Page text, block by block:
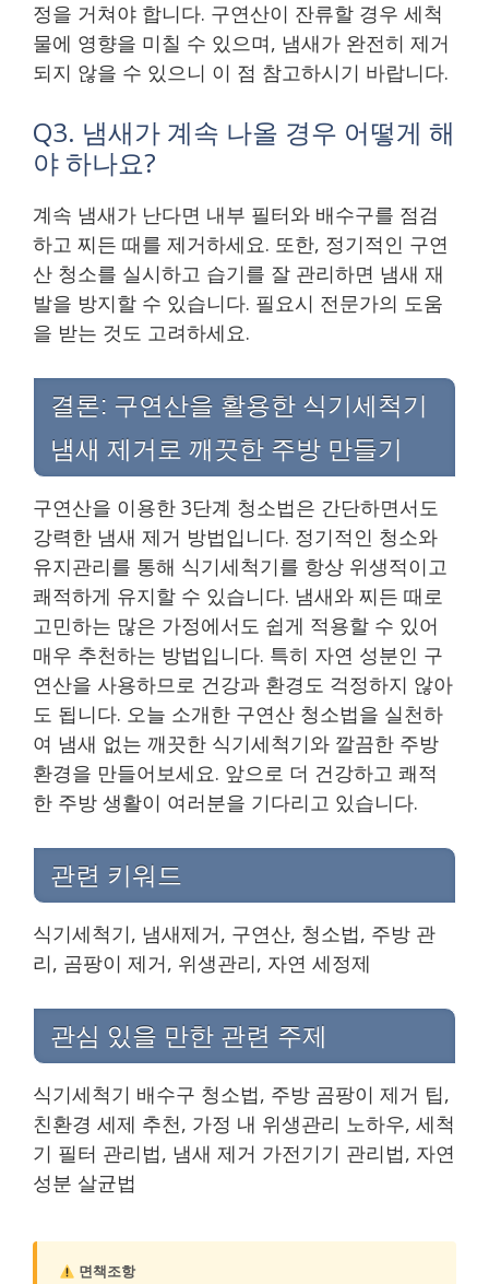
정을 거쳐야 합니다. 구연산이 잔류할 경우 세척
물에 영향을 미칠 수 있으며, 냄새가 완전히 제거
되지 않을 수 있으니 이 점 참고하시기 바랍니다.
Q3. 냄새가 계속 나올 경우 어떻게 해
야 하나요?
계속 냄새가 난다면 내부 필터와 배수구를 점검
하고 찌든 때를 제거하세요. 또한, 정기적인 구연
산 청소를 실시하고 습기를 잘 관리하면 냄새 재
발을 방지할 수 있습니다. 필요시 전문가의 도움
을 받는 것도 고려하세요.
결론: 구연산을 활용한 식기세척기
냄새 제거로 깨끗한 주방 만들기
구연산을 이용한 3단계 청소법은 간단하면서도
강력한 냄새 제거 방법입니다. 정기적인 청소와
유지관리를 통해 식기세척기를 항상 위생적이고
쾌적하게 유지할 수 있습니다. 냄새와 찌든 때로
고민하는 많은 가정에서도 쉽게 적용할 수 있어
매우 추천하는 방법입니다. 특히 자연 성분인 구
연산을 사용하므로 건강과 환경도 걱정하지 않아
도 됩니다. 오늘 소개한 구연산 청소법을 실천하
여 냄새 없는 깨끗한 식기세척기와 깔끔한 주방
환경을 만들어보세요. 앞으로 더 건강하고 쾌적
한 주방 생활이 여러분을 기다리고 있습니다.
관련 키워드
식기세척기, 냄새제거, 구연산, 청소법, 주방 관
리, 곰팡이 제거, 위생관리, 자연 세정제
관심 있을 만한 관련 주제
식기세척기 배수구 청소법, 주방 곰팡이 제거 팁,
친환경 세제 추천, 가정 내 위생관리 노하우, 세척
기 필터 관리법, 냄새 제거 가전기기 관리법, 자연
성분 살균법
면책조항